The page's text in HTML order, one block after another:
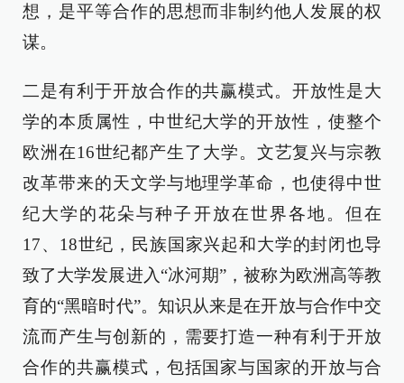
想，是平等合作的思想而非制约他人发展的权
谋。
二是有利于开放合作的共赢模式。开放性是大
学的本质属性，中世纪大学的开放性，使整个
欧洲在16世纪都产生了大学。文艺复兴与宗教
改革带来的天文学与地理学革命，也使得中世
纪大学的花朵与种子开放在世界各地。但在
17、18世纪，民族国家兴起和大学的封闭也导
致了大学发展进入“冰河期”，被称为欧洲高等教
育的“黑暗时代”。知识从来是在开放与合作中交
流而产生与创新的，需要打造一种有利于开放
合作的共赢模式，包括国家与国家的开放与合